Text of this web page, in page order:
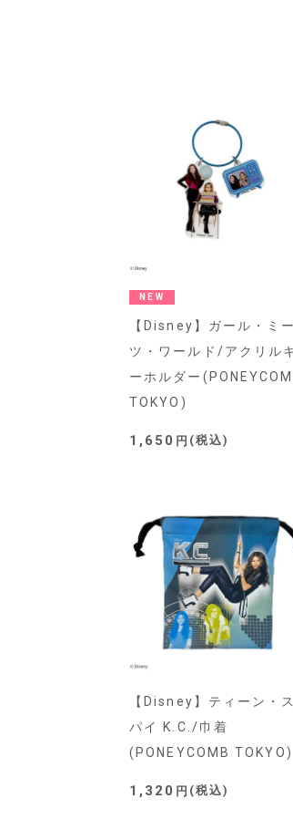
NEW
【Disney】ガール・ミー
ツ・ワールド/アクリルキ
ーホルダー
TOKYO)
1,650 税込
【Disney】ティーン・ス
パイ K.C./巾着
(PONEYCOMB TOKYO)
1,320 税込